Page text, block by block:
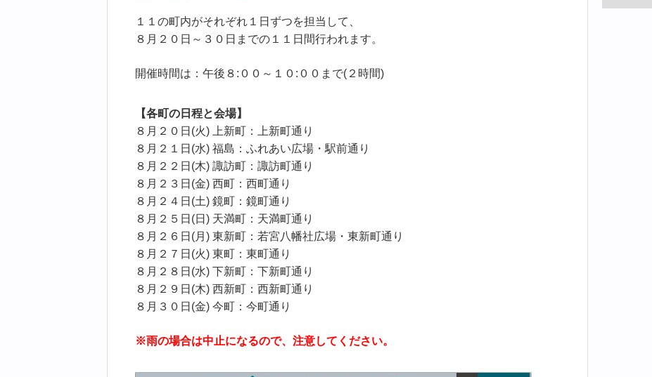
１１の町内がそれぞれ１日ずつを担当して、
８月２０日～３０日までの１１日間行われます。
開催時間は：午後８:００～１０:００まで(２時間)
【各町の日程と会場】
８月２０日(火) 上新町：上新町通り
８月２１日(水) 福島：ふれあい広場・駅前通り
８月２２日(木) 諏訪町：諏訪町通り
８月２３日(金) 西町：西町通り
８月２４日(土) 鏡町：鏡町通り
８月２５日(日) 天満町：天満町通り
８月２６日(月) 東新町：若宮八幡社広場・東新町通り
８月２７日(火) 東町：東町通り
８月２８日(水) 下新町：下新町通り
８月２９日(木) 西新町：西新町通り
８月３０日(金) 今町：今町通り
※雨の場合は中止になるので、注意してください。